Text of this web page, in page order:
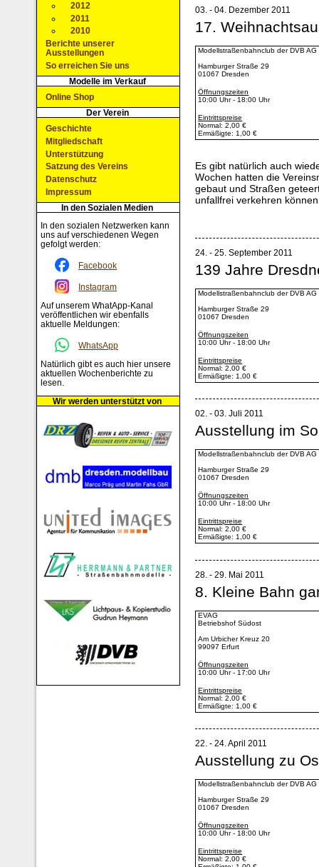
03. - 04. Dezember 2011
17.
Modellstraßenbahnclub der DVB AG
Hamburger Straße 29
01067 Dresden
Öffnungszeiten
10:00 Uhr - 18:00 Uhr
Eintrittspreise
Normal: 2,00 €
Ermäßigte: 1,00 €
Es gibt natürlich auch
Wochen hatten die
gebaut und Straßen
unfallfrei verkehren
24. - 25. September 2011
139 Jahre
Modellstraßenbahnclub der DVB AG
Hamburger Straße 29
01067 Dresden
Öffnungszeiten
10:00 Uhr - 18:00 Uhr
Eintrittspreise
Normal: 2,00 €
Ermäßigte: 1,00 €
02. - 03. Juli 2011
Ausstellung im
Modellstraßenbahnclub der DVB AG
Hamburger Straße 29
01067 Dresden
Öffnungszeiten
10:00 Uhr - 18:00 Uhr
Eintrittspreise
Normal: 2,00 €
Ermäßigte: 1,00 €
28. - 29. Mai 2011
8. Kleine Bahn
EVAG
Betriebshof Südost
Am Urbicher Kreuz 20
99097 Erfurt
Öffnungszeiten
10:00 Uhr - 17:00 Uhr
Eintrittspreise
Normal: 2,00 €
Ermäßigte: 1,00 €
22. - 24. April 2011
Ausstellung zu
Modellstraßenbahnclub der DVB AG
Hamburger Straße 29
01067 Dresden
Öffnungszeiten
10:00 Uhr - 18:00 Uhr
Eintrittspreise
Normal: 2,00 €
2012
2011
2010
Berichte unserer
Ausstellungen
So erreichen Sie uns
Modelle im Verkauf
Online Shop
Der Verein
Geschichte
Mitgliedschaft
Unterstützung
Satzung des Vereins
Datenschutz
Impressum
In den Sozialen Medien
In den sozialen Netzwerken kann
uns auf verschiedenen Wegen
gefolgt werden:
Facebook
Instagram
Auf unserem WhatApp-Kanal
veröffentlichen wir ebenfalls
aktuelle Meldungen:
WhatsApp
Natürlich gibt es auch hier unsere
aktuellen Wochenberichte zu
lesen.
Wir werden unterstützt von